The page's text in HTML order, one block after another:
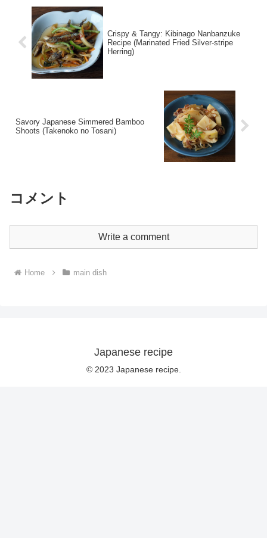
Crispy & Tangy: Kibinago Nanbanzuke
Recipe (Marinated Fried Silver-stripe
Herring)
Savory Japanese Simmered Bamboo
Shoots (Takenoko no Tosani)
コメント
Write a comment
Home main dish
Japanese recipe
© 2023 Japanese recipe.